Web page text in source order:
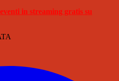
in streaming gratis su